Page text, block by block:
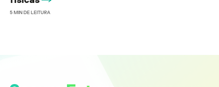
5MIN DE LEITURA